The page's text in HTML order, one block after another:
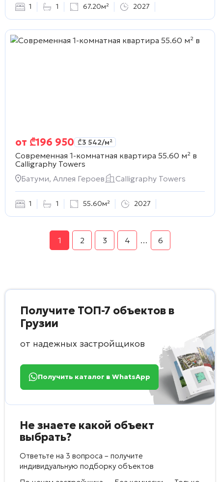
1 1 67.20м² 2027
от ₾196 950 ₾3 542/м²
Современная 1-комнатная квартира 55.60 м² в
Calligraphy Towers
Батуми, Аллея Героев
Calligraphy Towers
1 1 55.60м² 2027
1 2 3 4 … 6
Получите ТОП-7 объектов в
Грузии
от надежных застройщиков
Получить каталог в WhatsApp
Не знаете какой объект
выбрать?
Ответьте на 3 вопроса – получите
индивидуальную подборку объектов